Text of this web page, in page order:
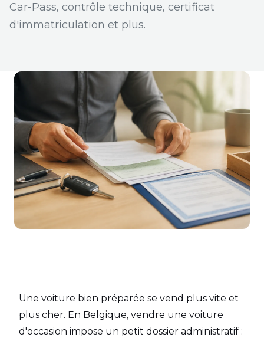
Car-Pass, contrôle technique, certificat
d'immatriculation et plus.
Une voiture bien préparée se vend plus vite et
plus cher. En Belgique, vendre une voiture
d'occasion impose un petit dossier administratif :